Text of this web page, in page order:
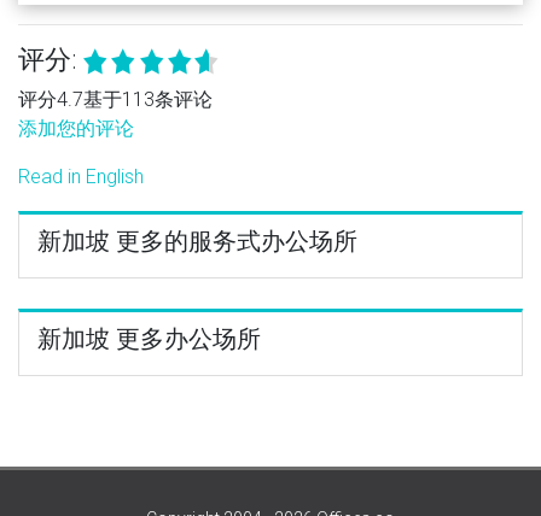
评分:
评分4.7基于113条评论
添加您的评论
Read in English
新加坡 更多的服务式办公场所
新加坡 更多办公场所